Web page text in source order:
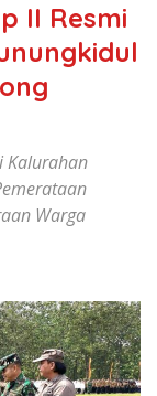
II Resmi
Kalurahan
Warga